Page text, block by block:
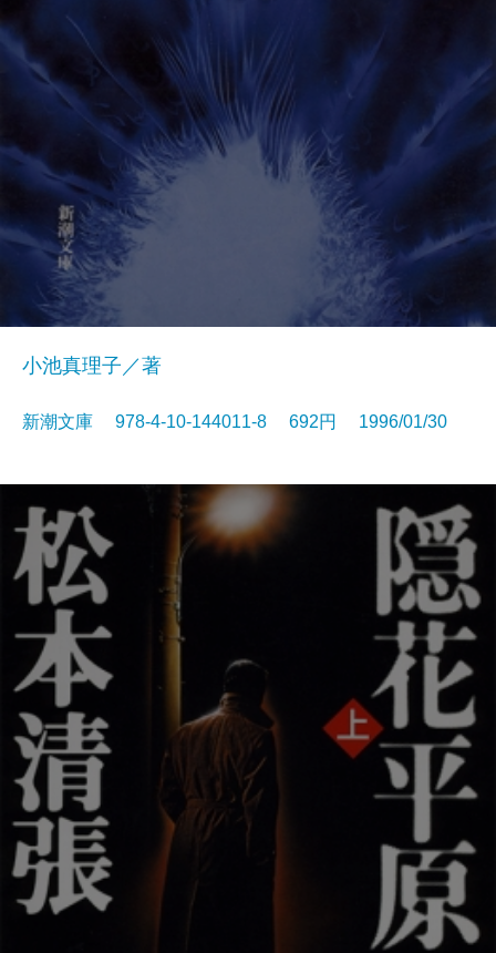
小池真理子／著
新潮文庫 978-4-10-144011-8 692円 1996/01/30